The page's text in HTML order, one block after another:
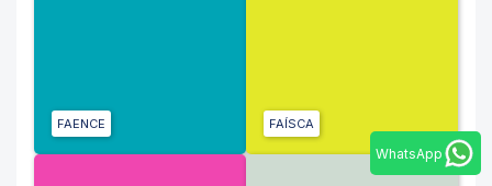
FAENCE FAÍSCA
WhatsApp